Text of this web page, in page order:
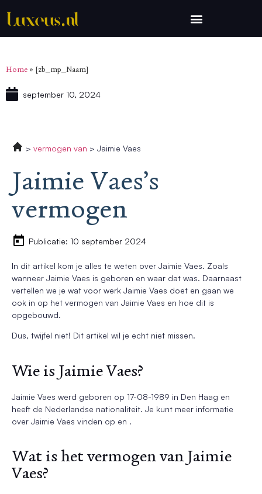
Home » [zb_mp_Naam]
september 10, 2024
vermogen van Jaimie Vaes
Jaimie Vaes’s
vermogen
Publicatie: 10 september 2024
In dit artikel kom je alles te weten over Jaimie Vaes. Zoals
wanneer Jaimie Vaes is geboren en waar dat was. Daarnaast
vertellen we je wat voor werk Jaimie Vaes doet en gaan we
ook in op het vermogen van Jaimie Vaes en hoe dit is
opgebouwd.
Dus, twijfel niet! Dit artikel wil je echt niet missen.
Wie is Jaimie Vaes?
Jaimie Vaes werd geboren op 17-08-1989 in Den Haag en
heeft de Nederlandse nationaliteit. Je kunt meer informatie
over Jaimie Vaes vinden op en .
Wat is het vermogen van Jaimie
Vaes?